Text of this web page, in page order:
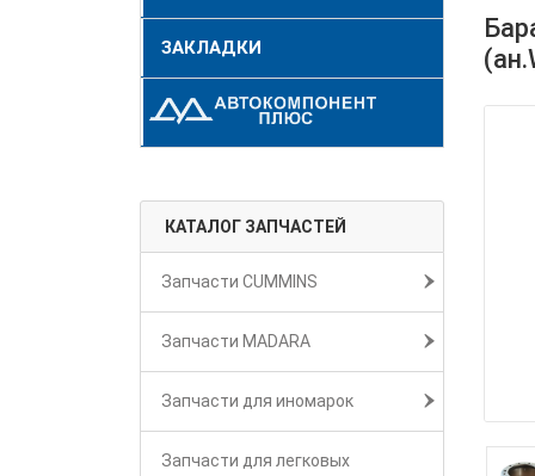
ЗАКЛАДКИ
КАТАЛОГ ЗАПЧАСТЕЙ
Запчасти CUMMINS
Запчасти MADARA
Запчасти для иномарок
Запчасти для легковых